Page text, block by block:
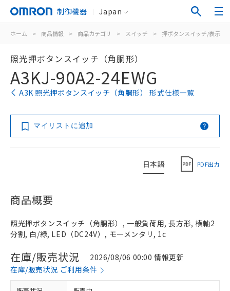
制御機器 Japan
ホーム > 商品情報 > 商品カテゴリ > スイッチ > 押ボタンスイッチ/表示灯
照光押ボタンスイッチ（角胴形）
A3KJ-90A2-24EWG
A3K 照光押ボタンスイッチ（角胴形） 形式仕様一覧
マイリストに追加
日本語 PDF出力
商品概要
照光押ボタンスイッチ（角胴形）, 一般負荷用, 長方形, 横軸2
分割, 白/緑, LED（DC24V）, モーメンタリ, 1c
在庫/販売状況
2026/08/06 00:00 情報更新
在庫/販売状況 ご利用条件